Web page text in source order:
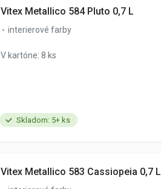
Skladom: 5+ ks
Vitex Metallico 584 Pluto 0,7 L
interierové farby
V kartóne: 8 ks
Vitex Metallico 583 Cassiopeia 0,7 L